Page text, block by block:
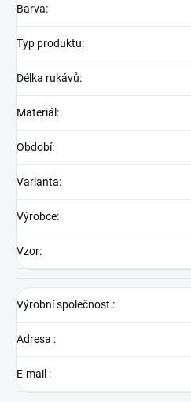
Barva:
Typ produktu:
Délka rukávů:
Materiál :
Období:
Varianta:
Výrobce:
Vzor:
Výrobní společnost :
Adresa :
E-mail :